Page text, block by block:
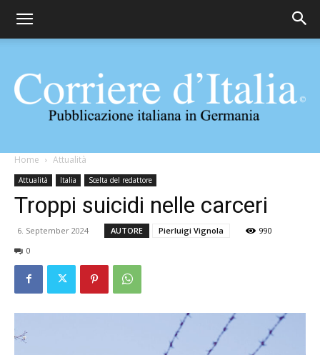
Corriere
d'Italia
Home Attualità
Attualità Italia Scelta del redattore
Troppi suicidi nelle carceri
6. September 2024 AUTORE Pierluigi Vignola
990
0